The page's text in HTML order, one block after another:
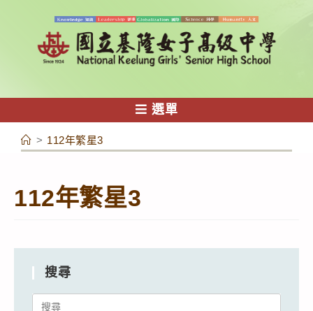
容
選單
> 112年繁星3
112年繁星3
搜尋
Search